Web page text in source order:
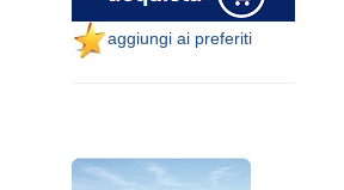
aggiungi ai preferiti